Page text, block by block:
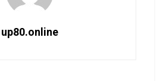
up80.online